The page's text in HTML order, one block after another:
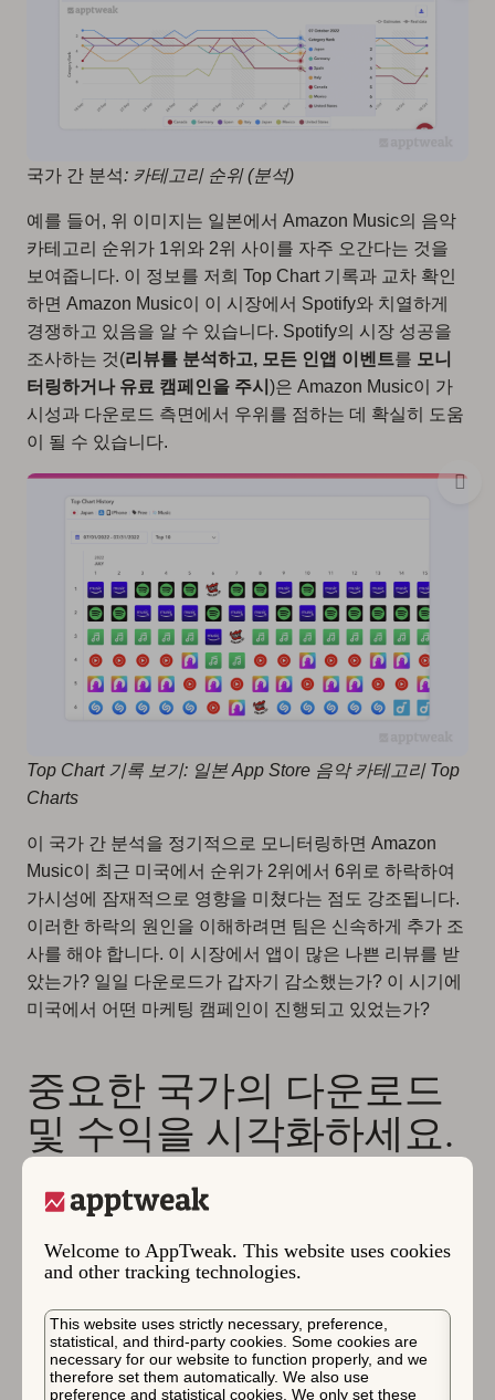
Welcome to AppTweak. This website uses cookies
and other tracking technologies.
This website uses strictly necessary, preference,
statistical, and third-party cookies. Some cookies are
necessary for our website to function properly, and we
therefore set them automatically. We also use
preference and statistical cookies. We only set these
국가 간 분석: 카테고리 순위 (분석)
예를 들어, 위 이미지는 일본에서 Amazon Music의 음악
카테고리 순위가 1위와 2위 사이를 자주 오간다는 것을
보여줍니다. 이 정보를 저희 Top Chart 기록과 교차 확인
하면 Amazon Music이 이 시장에서 Spotify와 치열하게
경쟁하고 있음을 알 수 있습니다. Spotify의 시장 성공을
조사하는 것(리뷰를 분석하고, 모든 인앱 이벤트를 모니
터링하거나 유료 캠페인을 주시 )은 Amazon Music이 가
시성과 다운로드 측면에서 우위를 점하는 데 확실히 도움
이 될 수 있습니다.
Top Chart 기록 보기: 일본 App Store 음악 카테고리 Top
Charts
이 국가 간 분석을 정기적으로 모니터링하면 Amazon
Music이 최근 미국에서 순위가 2위에서 6위로 하락하여
가시성에 잠재적으로 영향을 미쳤다는 점도 강조됩니다.
이러한 하락의 원인을 이해하려면 팀은 신속하게 추가 조
사를 해야 합니다. 이 시장에서 앱이 많은 나쁜 리뷰를 받
았는가? 일일 다운로드가 갑자기 감소했는가? 이 시기에
미국에서 어떤 마케팅 캠페인이 진행되고 있었는가?
중요한 국가의 다운로드
및 수익을 시각화하세요.
국가 간 분석 보기는 또한 선택한 국가에서 앱의 총 및 평
균 일일 다운로드를 시각화할 수 있게 하여,
서 과도하게 또는 저조하게 성과를 내고 있는지 한눈에 이
하는 것을 훨씬 더 쉽게 만듭니다. 이러한 인사이트는
일한 시장에 어떻게 분산되어 있는지 비교할 수 있습니다.
예를 들어, 아래에서 App Store에서 Amazon Music의 다
운로드를 가장 많이 유도하는 국가로 미국과 일본을 직접